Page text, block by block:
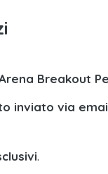
Breakout
inviato via
.